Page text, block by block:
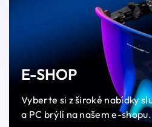
E-SHOP
Vyberte si z široké nabídky
a PC brýlí na našem e-shopu.